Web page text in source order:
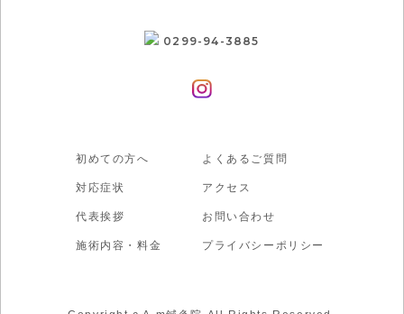
0299-94-3885
初めての方へ よくあるご質問
対応症状 アクセス
代表挨拶 お問い合わせ
施術内容・料金 プライバシーポリシー